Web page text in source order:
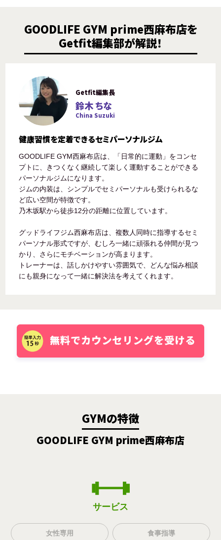
GOODLIFE GYM prime西麻布店を
Getfit編集部が解説！
Getfit編集長
鈴木 ちな
China Suzuki
健康習慣を定着できるセミパーソナルジム
GOODLIFE GYM西麻布店は、「日常的に運動」をコンセ
プトに、きつくなく継続して楽しく運動することができる
パーソナルジムになります。
ジムの内装は、シンプルでセミパーソナルも受けられるな
ど広い空間が特徴です。
乃木坂駅から徒歩12分の距離に位置しています。
グッドライフジム西麻布店は、複数人同時に指導するセミ
パーソナル形式ですが、むしろ一緒に頑張れる仲間が見つ
かり、さらにモチベーションが高まります。
トレーナーは、話しかけやすい雰囲気で、どんな悩み相談
にも親身になって一緒に解決法を考えてくれます。
GYMの特徴
GOODLIFE GYM prime西麻布店
サービス
女性専用 食事指導